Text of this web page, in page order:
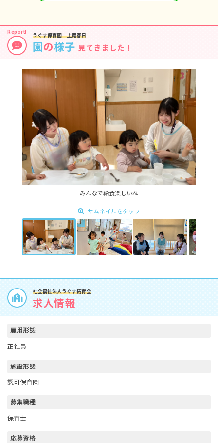
うぐす保育園 上尾春日
園 の様子 見てきました！
みんなで給食楽しいね
サムネイルをタップ
社会福祉法人うぐす拓育会
求人情報
雇用形態
正社員
施設形態
認可保育園
募集職種
保育士
応募資格